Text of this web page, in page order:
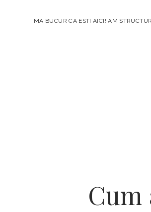
MA BUCUR CA ESTI AICI! AM
Cum